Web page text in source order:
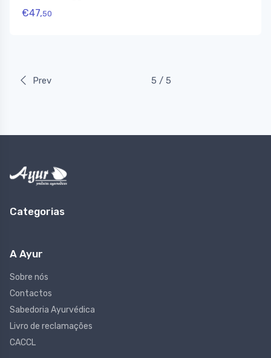
€47,50
Prev 5 / 5
Categorias
A Ayur
Sobre nós
Contactos
Sabedoria Ayurvédica
Livro de reclamações
CACCL